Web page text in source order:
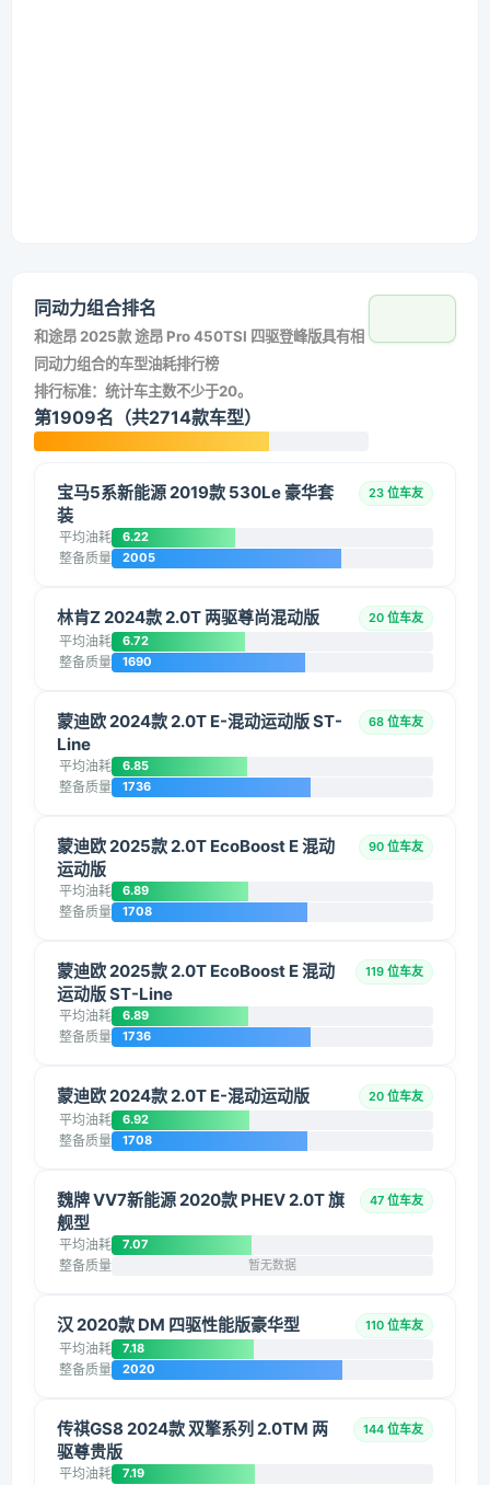
同动力组合排名
和途昂 2025款 途昂 Pro 450TSI 四驱登峰版具有相
同动力组合的车型油耗排行榜
排行标准：统计车主数不少于20。
第1909名（共2714款车型）
宝马5系新能源 2019款 530Le 豪华套
装
23 位车友
平均油耗 6.22
整备质量 2005
林肯Z 2024款 2.0T 两驱尊尚混动版 20 位车友
平均油耗 6.72
整备质量 1690
蒙迪欧 2024款 2.0T E-混动运动版 ST-
Line
68 位车友
平均油耗 6.85
整备质量 1736
蒙迪欧 2025款 2.0T EcoBoost E 混动
运动版
90 位车友
平均油耗 6.89
整备质量 1708
蒙迪欧 2025款 2.0T EcoBoost E 混动
运动版 ST-Line
119 位车友
平均油耗 6.89
整备质量 1736
蒙迪欧 2024款 2.0T E-混动运动版 20 位车友
平均油耗 6.92
整备质量 1708
魏牌 VV7新能源 2020款 PHEV 2.0T 旗
舰型
47 位车友
平均油耗 7.07
整备质量 暂无数据
汉 2020款 DM 四驱性能版豪华型 110 位车友
平均油耗 7.18
整备质量 2020
传祺GS8 2024款 双擎系列 2.0TM 两
驱尊贵版
144 位车友
平均油耗 7.19